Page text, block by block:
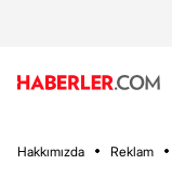
Hakkımızda Reklam